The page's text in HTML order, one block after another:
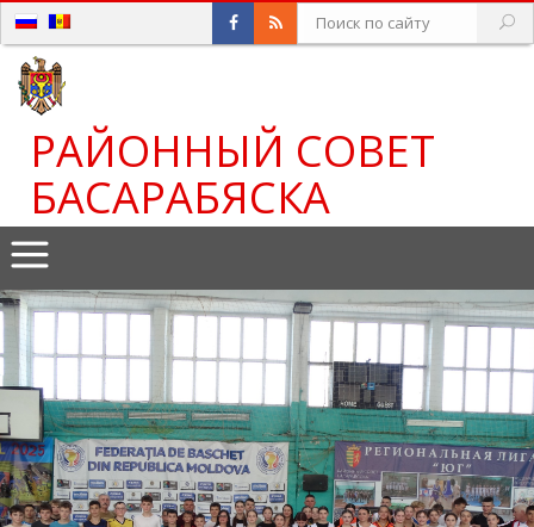
РАЙОННЫЙ СОВЕТ
БАСАРАБЯСКА